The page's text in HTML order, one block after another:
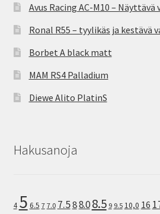
Avus Racing AC-M10 – Näyttävä
Ronal R55 – tyylikäs ja kestävä
Borbet A black matt
MAM RS4 Palladium
Diewe Alito PlatinS
Hakusanoja
4 5 6.5 7 7.0 7.588.08.5 9 9.5 10,0 16